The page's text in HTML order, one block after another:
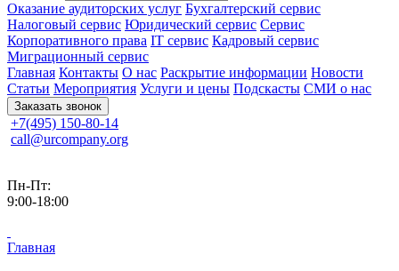
Оказание аудиторских услуг Бухгалтерский сервис
Налоговый сервис Юридический сервис Сервис
Корпоративного права IT сервис Кадровый сервис
Миграционный сервис
Главная Контакты О нас Раскрытие информации Новости
Статьи Мероприятия Услуги и цены Подскасты СМИ о нас
Заказать звонок
+7(495) 150-80-14
call@urcompany.org
Пн-Пт:
9:00-18:00
Главная